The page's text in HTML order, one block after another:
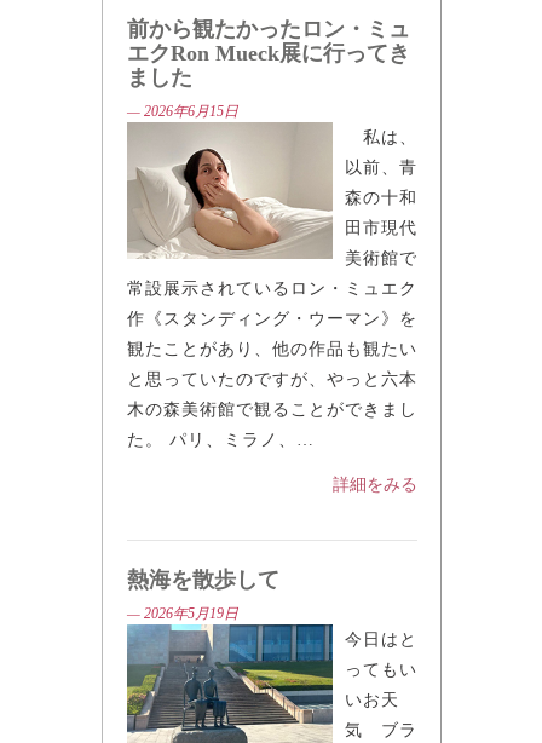
前から観たかったロン・ミュ
エクRon Mueck展に行ってき
ました
私は、
以前、青
森の十和
田市現代
美術館で
常設展示されているロン・ミュエク
作《スタンディング・ウーマン》を
観たことがあり、他の作品も観たい
と思っていたのですが、やっと六本
木の森美術館で観ることができまし
熱海を散歩して
— 2026年5月19日
今日はと
ってもい
いお天